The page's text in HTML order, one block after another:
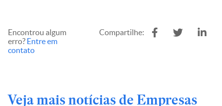
Encontrou algum
erro? Entre em
contato
Compartilhe:
Veja mais notícias de Empresas